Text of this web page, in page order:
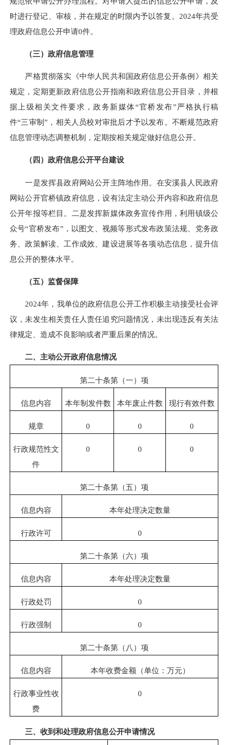
时进行登记、审核，并在规定的时限内予以答复。 2024年共受
理政府信息公开申请0件。
（三）政府信息管理
严格贯彻落实《中华人民共和国政府信息公开条例》相关
规定，定期更新政府信息公开指南和政府信息公开目录，并根
据上级相关文件要求，政务新媒体“官桥发布”严格执行稿
件“三审制”，相关人员校对审批后才予以发布。不断规范政府
信息管理动态调整机制，定期按相关规定做好信息公开。
（四）政府信息公开平台建设
一是发挥县政府网站公开主阵地作用。在安溪县人民政府
网站公开官桥镇政府信息，设有法定主动公开内容和政府信息
公开年报等栏目。二是发挥新媒体政务宣传作用，利用镇级公
众号“官桥发布”，以图文、视频等形式发布政策法规、党务政
务、政策解读、工作成效、建设进展等各项动态信息，提升信
息公开的整体水平。
（五）监督保障
2024年，我单位的政府信息公开工作积极主动接受社会评
议，未发生相关责任人责任追究问题情况，未出现违反有关法
律规定、造成不良影响或者严重后果的情况。
二、主动公开政府信息情况
第二十条第（一）项
信息内容 本年制发件数 本年废止件数 现行有效件数
规章 0 0 0
行政规范性文
件
0 0 0
第二十条第（五）项
信息内容 本年处理决定数量
行政许可 0
第二十条第（六）项
信息内容 本年处理决定数量
行政处罚 0
行政强制 0
第二十条第（八）项
信息内容 本年收费金额（单位：万元）
行政事业性收
费
0
三、收到和处理政府信息公开申请情况